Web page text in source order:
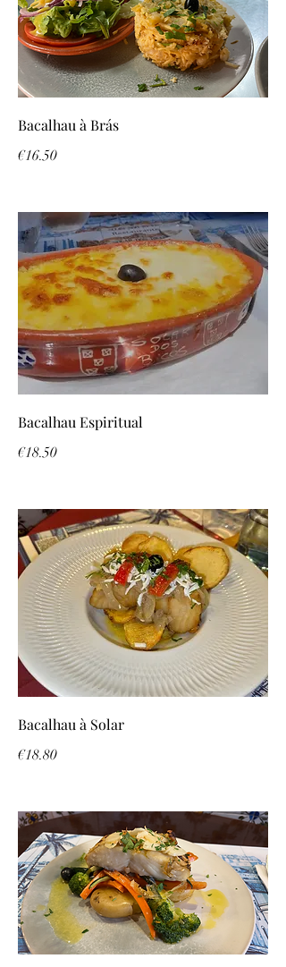
Bacalhau à Brás
€16.50
Bacalhau Espiritual
€18.50
Bacalhau à Solar
€18.80